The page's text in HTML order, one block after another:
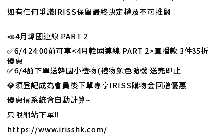
如有任何爭議IRISS保留最終決定權及不可推翻
📣4月韓國連線 PART 2
✅6/4 24:00前可享<4月韓國連線 PART 2>直播款 3件85折
優惠
✅6/4前下單送韓國小禮物(禮物顏色隨機 送完即止
💎須登記成為會員後下單專享IRISS購物金回贈優惠
優惠價系統會自動計算~
只限網站下單‼️
https://www.irisshk.com/